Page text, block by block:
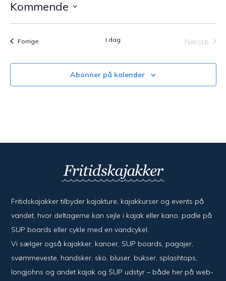
Kommende
Vælg
ForrigeBegivenheder I dag
Næste
Abonner på kalender
Fritidskajakker tilbyder kajak­ture, kajak­kurser og events på
vandet, hvor del­ta­ger­ne kan sejle i kajak eller kano, padle på
SUP boards eller cykle med en vand­cykel.
Vi sælger også kajak­ker, kanoer, SUP boards, pagajer,
svømme­veste, hand­sker, sko, bluser, bukser, splash­tops,
long­johns og andet kajak og SUP udstyr – både her på web­